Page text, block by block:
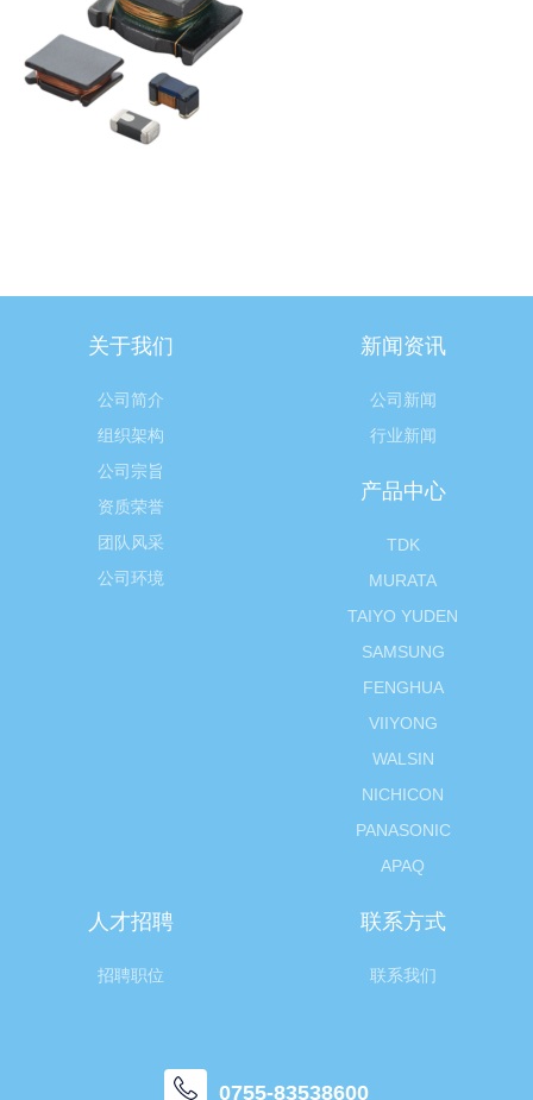
关于我们
公司简介
组织架构
公司宗旨
资质荣誉
团队风采
公司环境
新闻资讯
公司新闻
行业新闻
产品中心
TDK
MURATA
TAIYO YUDEN
SAMSUNG
FENGHUA
VIIYONG
WALSIN
NICHICON
PANASONIC
APAQ
人才招聘
招聘职位
联系方式
联系我们
0755-83538600